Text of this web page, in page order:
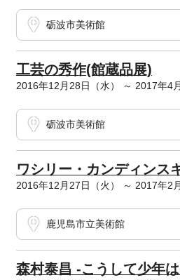
砺波市美術館
工芸の秀作(館蔵品展)
2016年12月28日（水） ～ 2017年4
砺波市美術館
ワシリー・カンディンス
2016年12月27日（火） ～ 2017年2
鹿児島市立美術館
森村泰昌 -こうして少年